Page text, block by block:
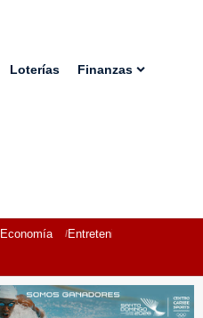
Loterías Finanzas
Economía Entretenimiento